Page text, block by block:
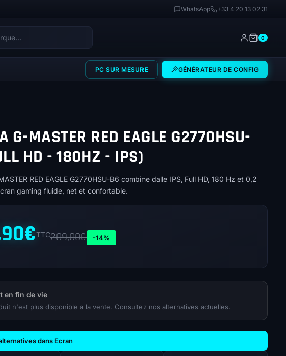
WhatsApp +33 4 20 13 02 31
0
PC SUR MESURE GÉNÉRATEUR DE CONFIG
G-MASTER RED EAGLE G2770HSU-
HD - 180HZ - IPS)
RED EAGLE G2770HSU-B6 combine dalle IPS, Full HD, 180 Hz et 0,2
gaming fluide, net et confortable.
€TTC209,00€ -14%
en fin de vie
n'est plus disponible a la vente. Consultez nos alternatives actuelles.
dans Ecran